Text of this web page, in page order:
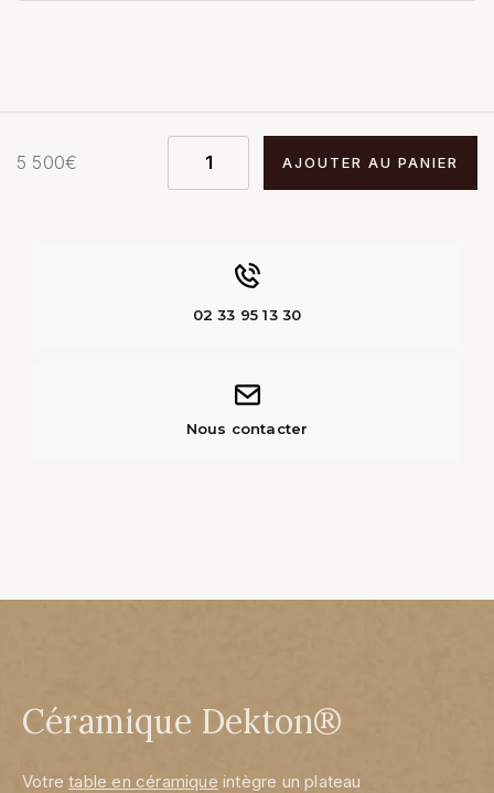
5 500€ AJOUTER AU PANIER
02 33 95 13 30
Nous contacter
Céramique Dekton®
Votretable en céramique intègre un plateau